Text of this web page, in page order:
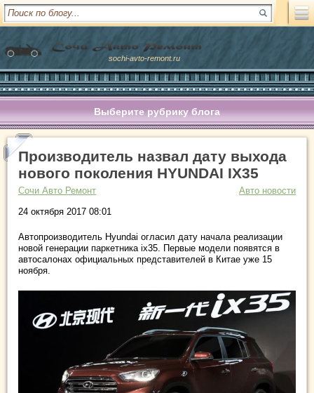
sochi-avto-remont.ru
Выберите рубрику блога
Производитель назвал дату выхода
нового поколения HYUNDAI IX35
Сочи Авто Ремонт
Авто новости
24 октября 2017 08:01
Автопроизводитель Hyundai огласил дату начала реализации
новой генерации паркетника ix35. Первые модели появятся в
автосалонах официальных представителей в Китае уже 15
ноября.